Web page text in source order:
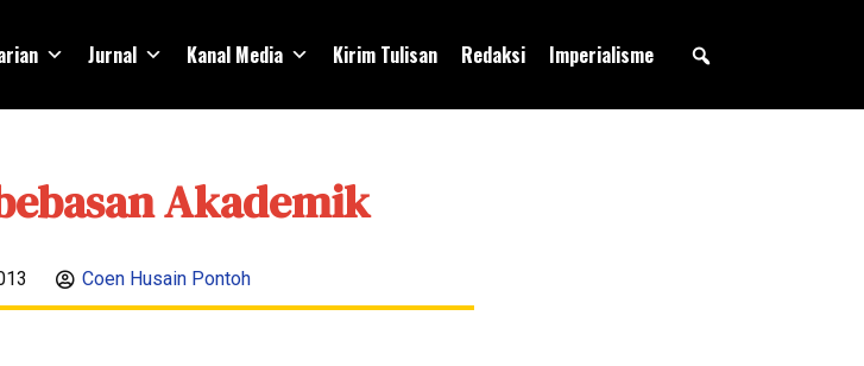
Jurnal Kanal Media Kirim Tulisan Redaksi Imperialisme
Akademik
Coen Husain Pontoh